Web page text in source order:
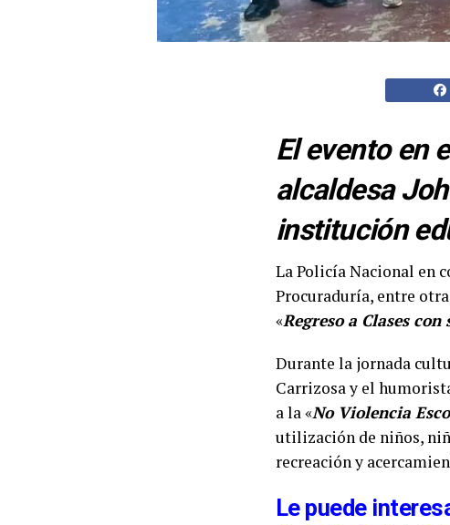
El evento en
alcaldesa
institución
La Policía Nacional en
Procuraduría, entre
«Regreso a Clases
Durante la jornada
Carrizosa y el
a la «No Violencia
utilización de niños,
recreación y
Le puede